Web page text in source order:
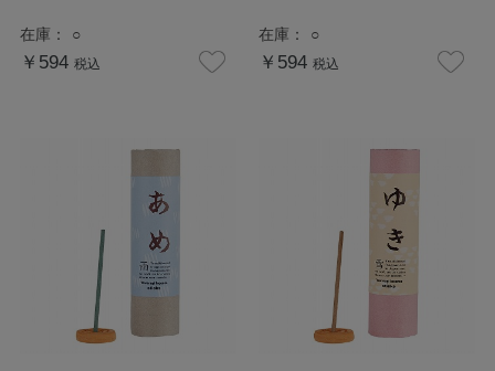
在庫： ○
￥594 税込
在庫： ○
￥594 税込